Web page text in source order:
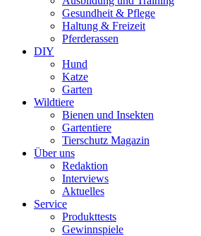
Gesundheit & Pflege
Haltung & Freizeit
Pferderassen
DIY
Hund
Katze
Garten
Wildtiere
Bienen und Insekten
Gartentiere
Tierschutz Magazin
Über uns
Redaktion
Interviews
Aktuelles
Service
Produkttests
Gewinnspiele